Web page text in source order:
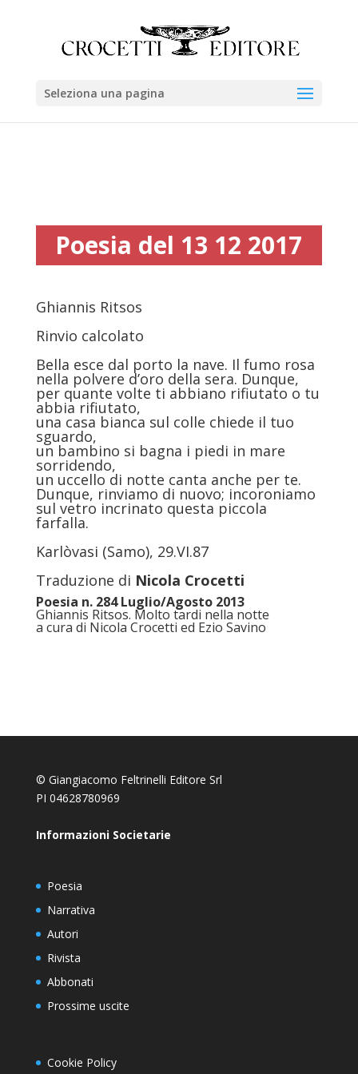
Seleziona una pagina
Poesia del 13 12 2017
Ghiannis Ritsos
Rinvio calcolato
Bella esce dal porto la nave. Il fumo rosa
nella polvere d’oro della sera. Dunque,
per quante volte ti abbiano rifiutato o tu
abbia rifiutato,
una casa bianca sul colle chiede il tuo
sguardo,
un bambino si bagna i piedi in mare
sorridendo,
un uccello di notte canta anche per te.
Dunque, rinviamo di nuovo; incoroniamo
sul vetro incrinato questa piccola
farfalla.
Karlòvasi (Samo), 29.VI.87
Traduzione di Nicola Crocetti
Poesia n. 284 Luglio/Agosto 2013
Ghiannis Ritsos. Molto tardi nella notte
a cura di Nicola Crocetti ed Ezio Savino
© Giangiacomo Feltrinelli Editore Srl
PI 04628780969
Informazioni Societarie
Poesia
Narrativa
Autori
Rivista
Abbonati
Prossime uscite
Cookie Policy